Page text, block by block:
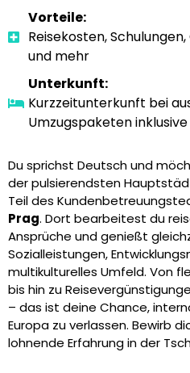
Vorteile:
Reisekosten,
und mehr
Unterkunft:
Kurzzeitunterkunft bei
Umzugspaketen inklusive
Du sprichst Deutsch und
der pulsierendsten
Teil des
Prag. Dort bearbeitest du
Ansprüche und genießt
Sozialleistungen,
multikulturelles Umfeld. Von
bis hin zu
– das ist deine Chance,
Europa zu verlassen. Bewirb
lohnende Erfahrung in der